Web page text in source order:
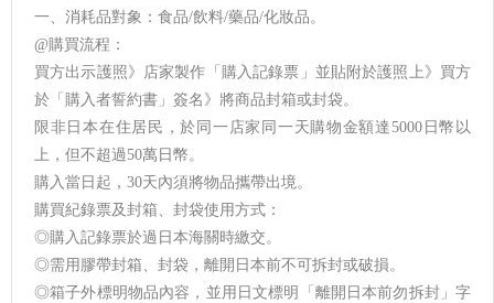
一、消耗品對象：食品/飲料/藥品/化妝品。
@購買流程：
買方出示護照》店家製作「購入記錄票」並貼附於護照上》買方
於「購入者誓約書」簽名》將商品封箱或封袋。
限非日本在住居民，於同一店家同一天購物金額達5000日幣以
上，但不超過50萬日幣。
購入當日起，30天內須將物品攜帶出境。
購買紀錄票及封箱、封袋使用方式：
◎購入記錄票於過日本海關時繳交。
◎需用膠帶封箱、封袋，離開日本前不可拆封或破損。
◎箱子外標明物品內容，並用日文標明「離開日本前勿拆封」字